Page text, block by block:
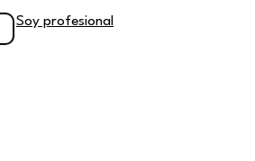
Soy profesional